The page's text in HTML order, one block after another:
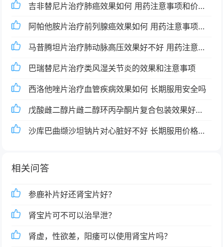
吉非替尼片治疗肺癌效果如何 用药注意事项和价格
分析
阿帕他胺片治疗前列腺癌效果如何 用药注意事项和
价格分析
马昔腾坦片治疗肺动脉高压效果好不好 用药注意事
项和价格解析
巴瑞替尼片治疗类风湿关节炎的效果和注意事项
西洛他唑片治疗血管疾病效果如何 长期服用安全吗
戊酸雌二醇片雌二醇环丙孕酮片复合包装效果好不
好 价格与副作用详解
沙库巴曲缬沙坦钠片对心脏好不好 长期服用价格贵
相关问答
参鹿补片好还肾宝片好？
肾宝片可不可以治早泄？
肾虚，性欲差，阳痿可以使用肾宝片吗？